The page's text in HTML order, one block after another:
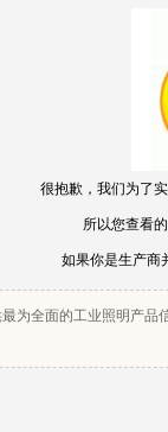
很抱歉，我们为了
所以您查看
如果你是生产商
为全面的工业照明产